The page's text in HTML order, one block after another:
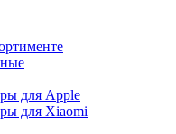
для Apple
для Xiaomi